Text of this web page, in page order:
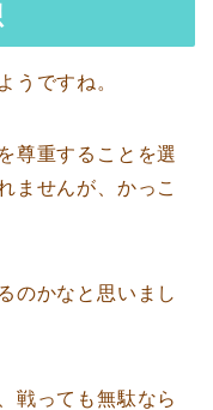
うですね。
尊重することを選
ませんが、かっこ
のかなと思いまし
戦っても無駄なら